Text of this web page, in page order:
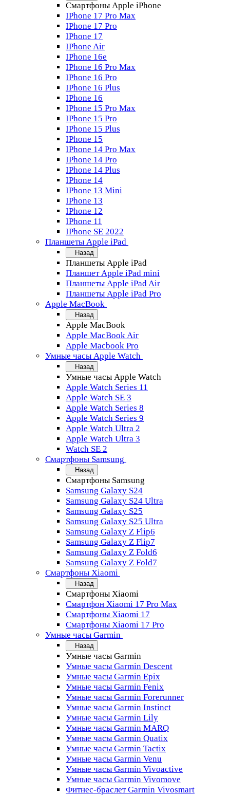
Смартфоны Apple iPhone
IPhone 17 Pro Max
IPhone 17 Pro
IPhone 17
IPhone Air
IPhone 16e
IPhone 16 Pro Max
IPhone 16 Pro
IPhone 16 Plus
IPhone 16
IPhone 15 Pro Max
IPhone 15 Pro
IPhone 15 Plus
IPhone 15
IPhone 14 Pro Max
IPhone 14 Pro
IPhone 14 Plus
IPhone 14
IPhone 13 Mini
IPhone 13
IPhone 12
IPhone 11
IPhone SE 2022
Планшеты Apple iPad
Назад
Планшеты Apple iPad
Планшет Apple iPad mini
Планшеты Apple iPad Air
Планшеты Apple iPad Pro
Apple MacBook
Назад
Apple MacBook
Apple MacBook Air
Apple Macbook Pro
Умные часы Apple Watch
Назад
Умные часы Apple Watch
Apple Watch Series 11
Apple Watch SE 3
Apple Watch Series 8
Apple Watch Series 9
Apple Watch Ultra 2
Apple Watch Ultra 3
Watch SE 2
Смартфоны Samsung
Назад
Смартфоны Samsung
Samsung Galaxy S24
Samsung Galaxy S24 Ultra
Samsung Galaxy S25
Samsung Galaxy S25 Ultra
Samsung Galaxy Z Flip6
Samsung Galaxy Z Flip7
Samsung Galaxy Z Fold6
Samsung Galaxy Z Fold7
Смартфоны Xiaomi
Назад
Смартфоны Xiaomi
Смартфон Xiaomi 17 Pro Max
Смартфоны Xiaomi 17
Смартфоны Xiaomi 17 Pro
Умные часы Garmin
Назад
Умные часы Garmin
Умные часы Garmin Descent
Умные часы Garmin Epix
Умные часы Garmin Fenix
Умные часы Garmin Forerunner
Умные часы Garmin Instinct
Умные часы Garmin Lily
Умные часы Garmin MARQ
Умные часы Garmin Quatix
Умные часы Garmin Tactix
Умные часы Garmin Venu
Умные часы Garmin Vivoactive
Умные часы Garmin Vivomove
Фитнес-браслет Garmin Vivosmart